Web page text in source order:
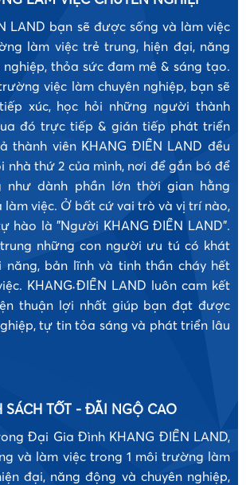
•
LAND bạn sẽ được sống và làm việc
làm việc trẻ trung, hiện đại, năng
thỏa sức đam mê & sáng tạo.
việc làm chuyên nghiệp, bạn sẽ
xúc, học hỏi những người thành
đó trực tiếp & gián tiếp phát triển
thành viên KHANG ĐIỀN LAND đều
nhà thứ 2 của mình, nơi để gắn bó để
như dành phần lớn thời gian hằng
làm việc. Ở bất cứ vai trò và vị trí nào,
hào là "Người KHANG ĐIỀN LAND".
những con người ưu tú có khát
năng, bản lĩnh và tinh thần cháy hết
KHANG ĐIỀN LAND luôn cam kết
thuận lợi nhất giúp bạn đạt được
tự tin tỏa sáng và phát triển lâu
SÁCH TỐT - ĐÃI NGỘ CAO
Đại Gia Đình KHANG ĐIỀN LAND,
và làm việc trong 1 môi trường làm
đại, năng động và chuyên nghiệp,